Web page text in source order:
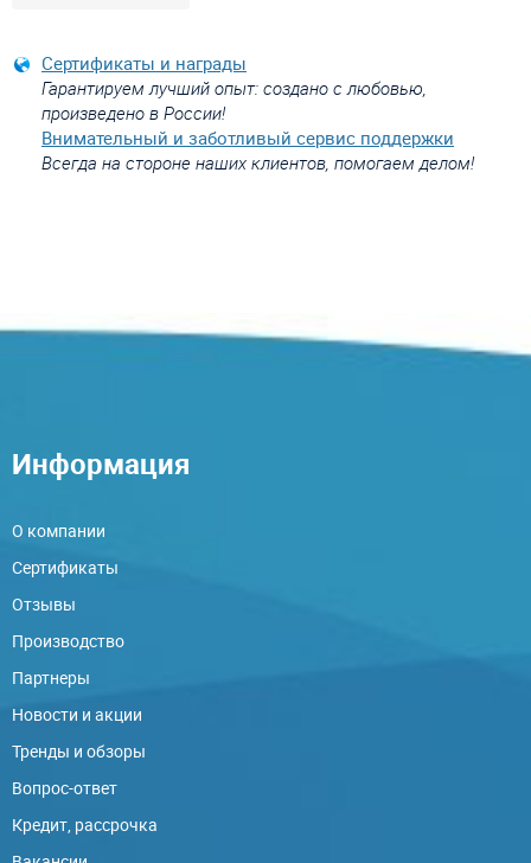
Сертификаты и награды
Гарантируем лучший опыт: создано с любовью,
произведено в России!
Внимательный и заботливый сервис поддержки
Всегда на стороне наших клиентов, помогаем делом!
Информация
О компании
Сертификаты
Отзывы
Производство
Партнеры
Новости и акции
Тренды и обзоры
Вопрос-ответ
Кредит, рассрочка